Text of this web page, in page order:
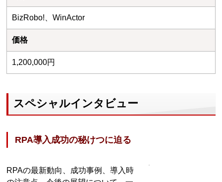
BizRobo!、WinActor
価格
1,200,000円
スペシャルインタビュー
RPA導入成功の秘けつに迫る
RPAの最新動向、成功事例、導入時